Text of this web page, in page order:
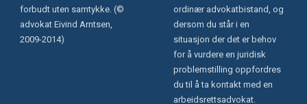
forbudt uten samtykke. (©
advokat Eivind Arntsen,
2009-2014)
ordinær advokatbistand, og
dersom du står i en
situasjon der det er behov
for å vurdere en juridisk
problemstilling oppfordres
du til å ta kontakt med en
arbeidsrettsadvokat.